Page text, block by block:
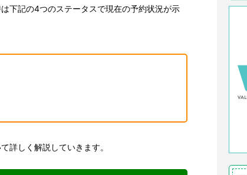
下記の4つのステータスで現在の予約状況が示
詳しく解説していきます。